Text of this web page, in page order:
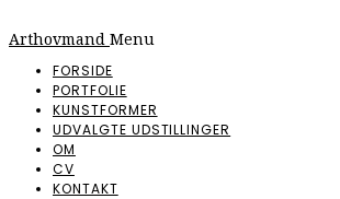
Arthovmand Menu
FORSIDE
PORTFOLIE
KUNSTFORMER
UDVALGTE UDSTILLINGER
OM
CV
KONTAKT